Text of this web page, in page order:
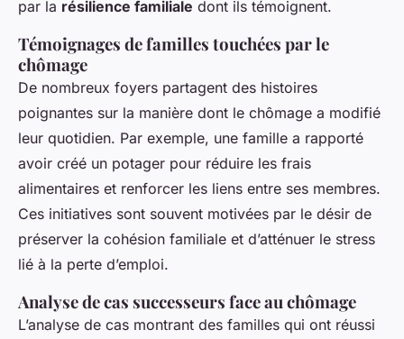
par la résilience familiale dont ils témoignent.
Témoignages de familles touchées par le
chômage
De nombreux foyers partagent des histoires
poignantes sur la manière dont le chômage a modifié
leur quotidien. Par exemple, une famille a rapporté
avoir créé un potager pour réduire les frais
alimentaires et renforcer les liens entre ses membres.
Ces initiatives sont souvent motivées par le désir de
préserver la cohésion familiale et d’atténuer le stress
lié à la perte d’emploi.
Analyse de cas successeurs face au chômage
L’analyse de cas montrant des familles qui ont réussi